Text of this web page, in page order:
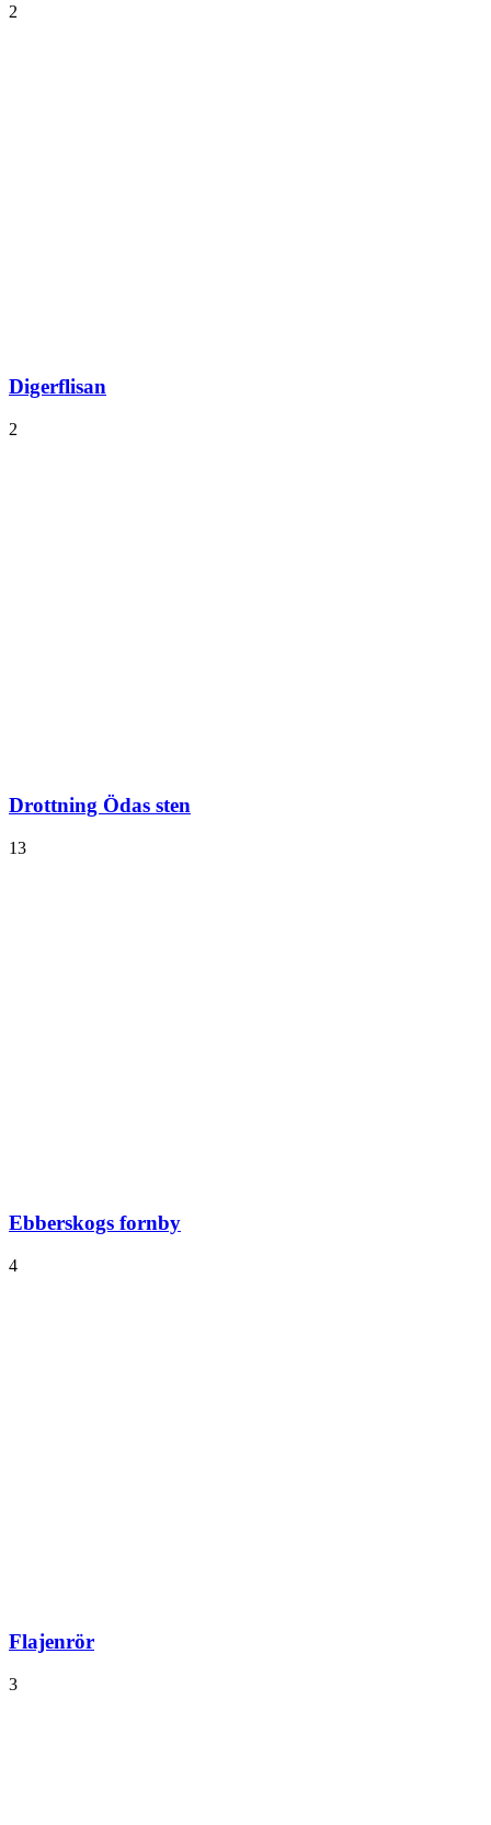
2
Digerflisan
2
Drottning Ödas sten
13
Ebberskogs fornby
4
Flajenrör
3